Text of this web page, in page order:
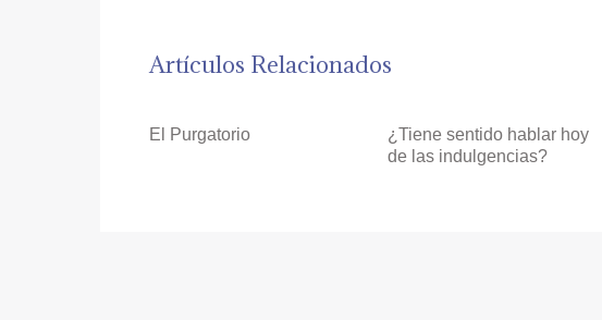
Artículos Relacionados
El Purgatorio
¿Tiene sentido hablar hoy
de las indulgencias?